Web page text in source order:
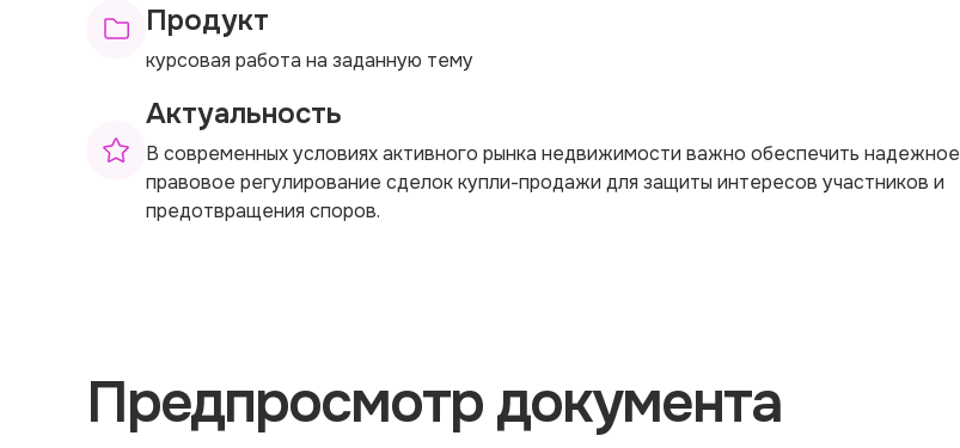
Продукт
курсовая работа на заданную тему
Актуальность
В современных условиях активного рынка недвижимости важно обеспечить надежное
правовое регулирование сделок купли-продажи для защиты интересов участников и
предотвращения споров.
Предпросмотр документа